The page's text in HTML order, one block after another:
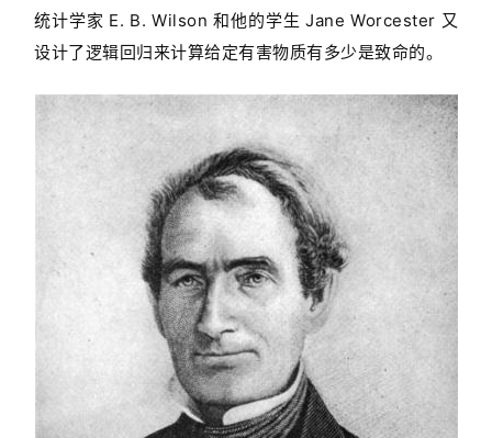
统计学家 E. B. Wilson 和他的学生 Jane Worcester 又
设计了逻辑回归来计算给定有害物质有多少是致命的。